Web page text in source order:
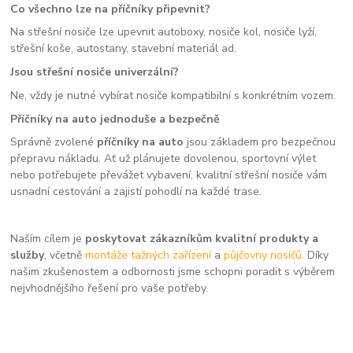
Co všechno lze na příčníky připevnit?
Na střešní nosiče lze upevnit autoboxy, nosiče kol, nosiče lyží,
střešní koše, autostany, stavební materiál ad.
Jsou střešní nosiče univerzální?
Ne, vždy je nutné vybírat nosiče kompatibilní s konkrétním vozem.
Příčníky na auto jednoduše a bezpečně
Správně zvolené příčníky na auto jsou základem pro bezpečnou
přepravu nákladu. Ať už plánujete dovolenou, sportovní výlet
nebo potřebujete převážet vybavení, kvalitní střešní nosiče vám
usnadní cestování a zajistí pohodlí na každé trase.
Naším cílem je poskytovat zákazníkům kvalitní produkty a
služby, včetněmontáže tažných zařízení apůjčovny nosičů. Díky
našim zkušenostem a odbornosti jsme schopni poradit s výběrem
nejvhodnějšího řešení pro vaše potřeby.